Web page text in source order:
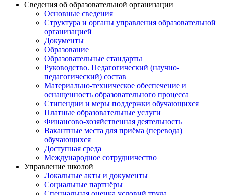
Сведения об образовательной организации
Основные сведения
Структура и органы управления образовательной
организацией
Документы
Образование
Образовательные стандарты
Руководство. Педагогический (научно-
педагогический) состав
Материально-техническое обеспечение и
оснащенность образовательного процесса
Стипендии и меры поддержки обучающихся
Платные образовательные услуги
Финансово-хозяйственная деятельность
Вакантные места для приёма (перевода)
обучающихся
Доступная среда
Международное сотрудничество
Управление школой
Локальные акты и документы
Социальные партнёры